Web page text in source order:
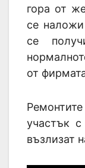
гора от
се
се
от
Ремонтите
участък
възлизат